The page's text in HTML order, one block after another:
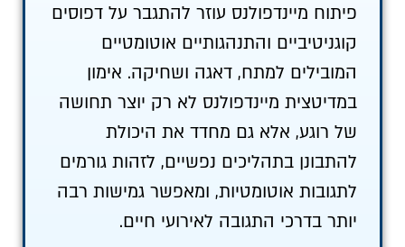
פיתוח מיינדפולנס עוזר להתגבר על דפוסים
קוגניטיביים והתנהגותיים אוטומטיים
המובילים למתח, דאגה ושחיקה. אימון
במדיטצית מיינדפולנס לא רק יוצר תחושה
של רוגע, אלא גם מחדד את היכולת
להתבונן בתהליכים נפשיים, לזהות גורמים
לתגובות אוטומטיות, ומאפשר גמישות רבה
יותר בדרכי התגובה לאירועי חיים.